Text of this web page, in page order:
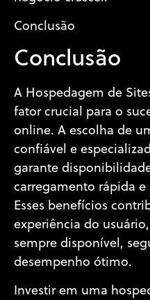
Conclusão
Conclusão
A Hospedagem de
fator crucial para o
online. A escolha de
confiável e
garante
carregamento rápida e
Esses benefícios
experiência do
sempre disponível,
desempenho ótimo.
Investir em uma